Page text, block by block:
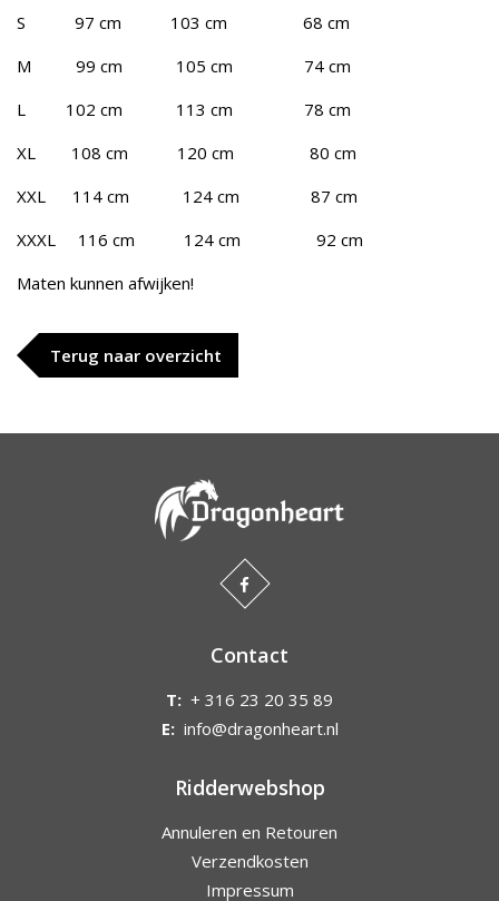
S 97 cm 103 cm 68 cm
M 99 cm 105 cm 74 cm
L 102 cm 113 cm 78 cm
XL 108 cm 120 cm 80 cm
XXL 114 cm 124 cm 87 cm
XXXL 116 cm 124 cm 92 cm
Maten kunnen afwijken!
Terug naar overzicht
Contact
T: + 316 23 20 35 89
E: info@dragonheart.nl
Ridderwebshop
Annuleren en Retouren
Verzendkosten
Impressum